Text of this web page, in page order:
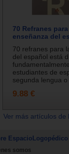
70 Refranes
enseñanza del
70 refranes para
del español está
estudiantes de
segunda lengua
9.88 €
Ver más artículos
EspacioLogopédico
somos